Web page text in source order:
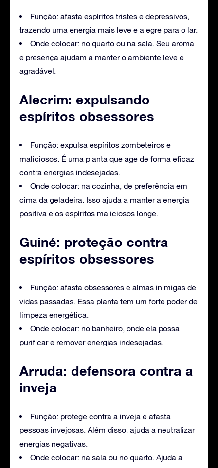
Função: afasta espíritos tristes e depressivos,
trazendo uma energia mais leve e alegre para o lar.
Onde colocar: no quarto ou na sala. Seu aroma
e presença ajudam a manter o ambiente leve e
agradável.
Alecrim: expulsando
espíritos obsessores
Função: expulsa espíritos zombeteiros e
maliciosos. É uma planta que age de forma eficaz
contra energias indesejadas.
Onde colocar: na cozinha, de preferência em
cima da geladeira. Isso ajuda a manter a energia
positiva e os espíritos maliciosos longe.
Guiné: proteção contra
espíritos obsessores
Função: afasta obsessores e almas inimigas de
vidas passadas. Essa planta tem um forte poder de
limpeza energética.
Onde colocar: no banheiro, onde ela possa
purificar e remover energias indesejadas.
Arruda: defensora contra a
inveja
Função: protege contra a inveja e afasta
pessoas invejosas. Além disso, ajuda a neutralizar
energias negativas.
Onde colocar: na sala ou no quarto. Ajuda a